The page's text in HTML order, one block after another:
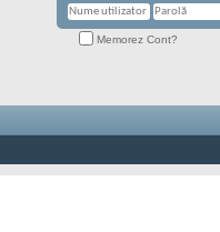
Memorez Cont?